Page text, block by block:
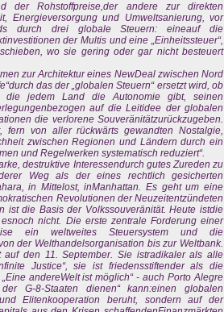
der Rohstoffpreise,der andere zur direkten
Energieversorgung und Umweltsanierung, vor
durch drei globale Steuern: eineauf die
der Multis und eine „Einheitssteuer“,
wo sie gering oder gar nicht besteuert
zur Architektur eines NewDeal zwischen Nord
das der „globalen Steuern“ ersetzt wird, ob
die jedem Land die Autonomie gibt, seinen
auf die Leitidee der globalen
die verlorene Souveränitätzurückzugeben.
fern von aller rückwärts gewandten Nostalgie,
zwischen Regionen und Ländern durch ein
und Regelwerken systematisch reduziert“.
destruktive Interessendurch gutes Zureden zu
Weg als der eines rechtlich gesicherten
in Mittelost, inManhattan. Es geht um eine
Revolutionen der Neuzeitentzündeten
ist die Basis der Volkssouveränität. Heute istdie
nicht. Die erste zentrale Forderung einer
ein weltweites Steuersystem und die
der Welthandelsorganisation bis zur Weltbank.
den 11. September. Sie istradikaler als alle
Justice“, sie ist friedensstiftender als die
andereWelt ist möglich“ - auch Porto Alegre
G-8-Staaten dienen“ kann:einen globalen
Elitenkooperation beruht, sondern auf der